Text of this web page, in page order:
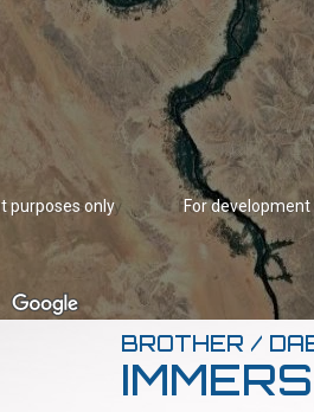
For
purposes only
BROTHER /